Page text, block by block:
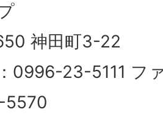
神田町3-22
0996-23-5111 フ